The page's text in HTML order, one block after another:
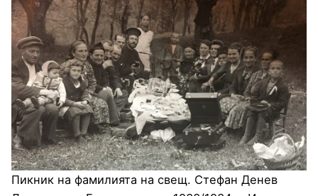
Пикник на фамилията на свещ. Стефан Денев